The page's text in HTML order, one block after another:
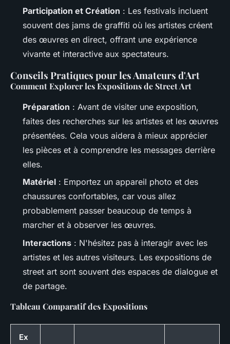
Participation et Création : Les festivals incluent
souvent des jams de graffiti où les artistes créent
des œuvres en direct, offrant une expérience
vivante et interactive aux spectateurs.
Conseils Pratiques pour les Amateurs d'Art
Comment Explorer les Expositions de Street Art
Préparation : Avant de visiter une exposition,
faites des recherches sur les artistes et les œuvres
présentées. Cela vous aidera à mieux apprécier
les pièces et à comprendre les messages derrière
elles.
Matériel : Emportez un appareil photo et des
chaussures confortables, car vous allez
probablement passer beaucoup de temps à
marcher et à observer les œuvres.
Interactions : N'hésitez pas à interagir avec les
artistes et les autres visiteurs. Les expositions de
street art sont souvent des espaces de dialogue et
de partage.
Tableau Comparatif des Expositions
Ex